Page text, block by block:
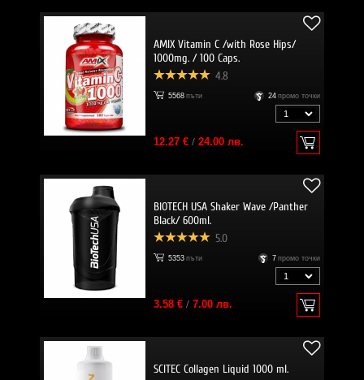
AMIX Vitamin C /with Rose Hips/
1000mg. / 100 Caps.
4.8
5568 пъти 24 промо точки
12.27 €/ 24.00 лв.
BIOTECH USA Shaker Wave /Panther
Black/ 600ml.
5.0
5353 пъти 7 промо точки
3.58 €/ 7.00 лв.
SCITEC Collagen Liquid 1000 ml.